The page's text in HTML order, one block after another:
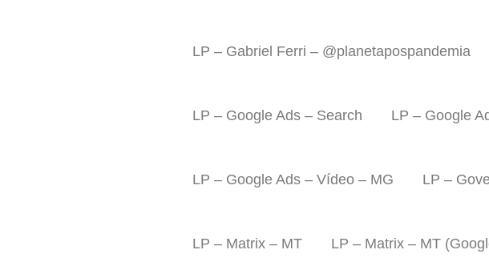
LP – Gabriel Ferri – @planetapospandemia
LP – Google Ads – Search LP – Google
LP – Google Ads – Vídeo – MG LP –
LP – Matrix – MT LP – Matrix – MT